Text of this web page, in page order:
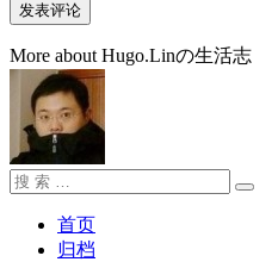
More about Hugo.Linの生活志
搜
搜
首页
归档